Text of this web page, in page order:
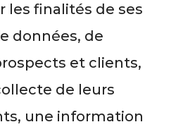
les finalités de ses
données, de
et clients,
de leurs
une information